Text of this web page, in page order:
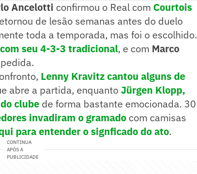
Ancelotti confirmou o Real com Courtois
de lesão semanas antes do duelo
toda a temporada, mas foi o escolhido.
seu 4-3-3 tradicional, e com Marco
Lenny Kravitz cantou alguns de
abre a partida, enquantoJürgen Klopp,
clube de forma bastante emocionada. 30
invadiram o gramado com camisas
para entender o signficado do ato.
CONTINUA
APÓS A
PUBLICIDADE